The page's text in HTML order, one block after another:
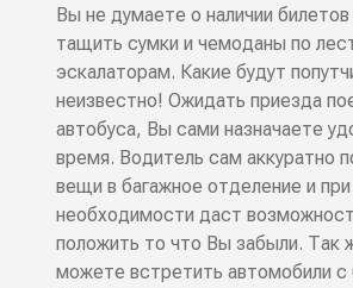
Вы не думаете о наличии билетов
тащить сумки и чемоданы по
эскалаторам. Какие будут
неизвестно! Ожидать приезда
автобуса, Вы сами назначаете
время. Водитель сам аккуратно
вещи в багажное отделение и при
необходимости даст
положить то что Вы забыли. Так
можете встретить автомобили